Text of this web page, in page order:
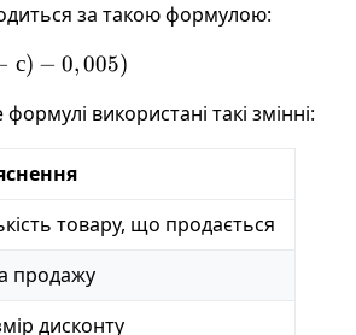
за такою формулою:
с) − 0, 005)
використані такі змінні:
товару, що продається
продажу
дисконту